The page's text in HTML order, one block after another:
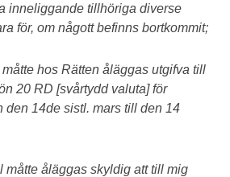
inneliggande tillhöriga diverse
för, om någott befinns bortkommit;
hos Rätten åläggas utgifva till
20 RD [svårtydd valuta] för
den 14de sistl. mars till den 14
måtte åläggas skyldig att till mig